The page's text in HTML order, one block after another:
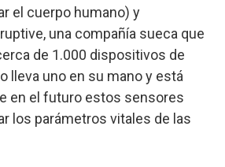
el cuerpo humano) y
una compañía sueca que
de 1.000 dispositivos de
lleva uno en su mano y está
en el futuro estos sensores
los parámetros vitales de las